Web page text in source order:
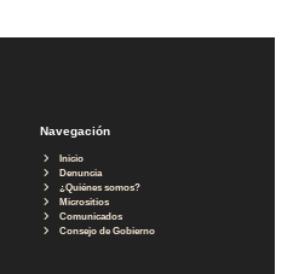
Navegación
Inicio
Denuncia
¿Quiénes somos?
Micrositios
Comunicados
Consejo de Gobierno